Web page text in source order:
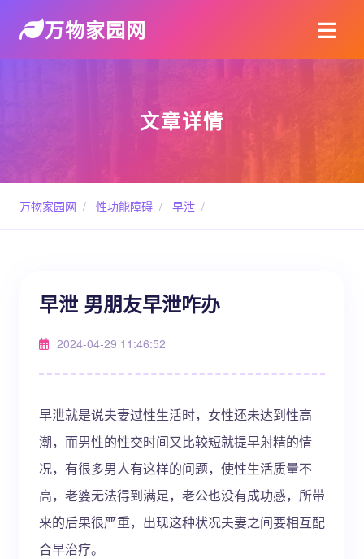
万物家园网
文章详情
万物家园网 / 性功能障碍 / 早泄 /
早泄 男朋友早泄咋办
2024-04-29 11:46:52
早泄就是说夫妻过性生活时，女性还未达到性高
潮，而男性的性交时间又比较短就提早射精的情
况，有很多男人有这样的问题，使性生活质量不
高，老婆无法得到满足，老公也没有成功感，所带
来的后果很严重，出现这种状况夫妻之间要相互配
合早治疗。